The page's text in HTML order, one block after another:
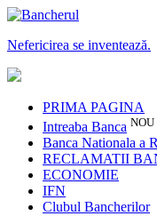
Nefericirea se inventează.
PRIMA PAGINA
Intreaba Banca NOU
Banca Nationala a
RECLAMATII
ECONOMIE
IFN
Clubul Bancherilor